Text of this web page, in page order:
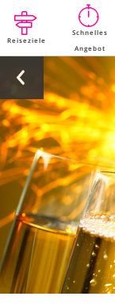
Reiseziele
Schnelles
Angebot